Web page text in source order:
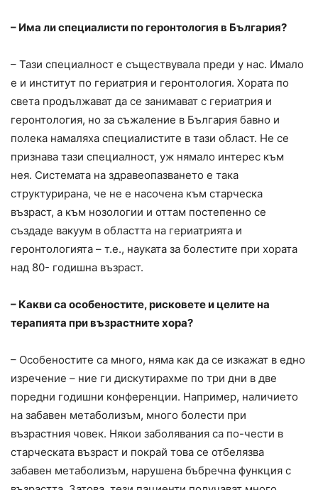
– Има ли специалисти по геронтология в България?
– Тази специалност е съществувала преди у нас. Имало
е и институт по гериатрия и геронтология. Хората по
света продължават да се занимават с гериатрия и
геронтология, но за съжаление в България бавно и
полека намаляха специалистите в тази област. Не се
признава тази специалност, уж нямало интерес към
нея. Системата на здравеопазването е така
структурирана, че не е насочена към старческа
възраст, а към нозологии и оттам постепенно се
създаде вакуум в областта на гериатрията и
геронтологията – т.е., науката за болестите при хората
над 80- годишна възраст.
– Какви са особеностите, рисковете и целите на
терапията при възрастните хора?
– Особеностите са много, няма как да се изкажат в едно
изречение – ние ги дискутирахме по три дни в две
поредни годишни конференции. Например, наличието
на забавен метаболизъм, много болести при
възрастния човек. Някои заболявания са по-чести в
старческата възраст и покрай това се отбелязва
забавен метаболизъм, нарушена бъбречна функция с